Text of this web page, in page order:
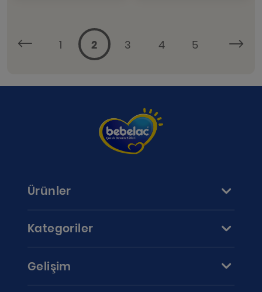
1 2 3 4 5
Ürünler
Kategoriler
Gelişim